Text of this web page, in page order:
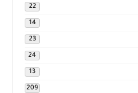
22
14
23
24
13
209